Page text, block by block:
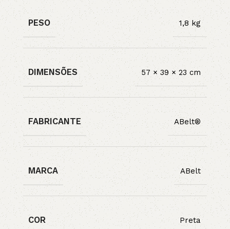
PESO 1,8 kg
DIMENSÕES 57 × 39 × 23 cm
FABRICANTE ABelt®
MARCA ABelt
COR Preta